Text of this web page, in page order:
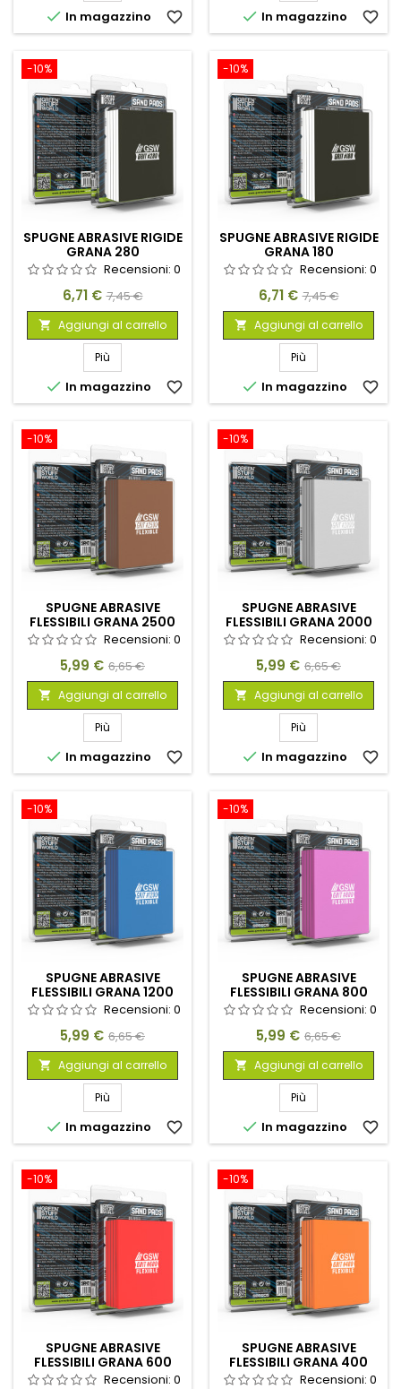
 In magazzino favorite_border  In magazzino favorite_border
-10%
SPUGNE ABRASIVE RIGIDE
GRANA 280
Recensioni: 0
Prezzo
6,71 € Prezzo
base
7,45 €
 Aggiungi al carrello
Più
 In magazzino favorite_border
-10%
SPUGNE ABRASIVE RIGIDE
GRANA 180
Recensioni: 0
Prezzo
6,71 € Prezzo
base
7,45 €
 Aggiungi al carrello
Più
 In magazzino favorite_border
-10%
SPUGNE ABRASIVE
FLESSIBILI GRANA 2500
Recensioni: 0
Prezzo
5,99 € Prezzo
base
6,65 €
 Aggiungi al carrello
Più
 In magazzino favorite_border
-10%
SPUGNE ABRASIVE
FLESSIBILI GRANA 2000
Recensioni: 0
Prezzo
5,99 € Prezzo
base
6,65 €
 Aggiungi al carrello
Più
 In magazzino favorite_border
-10%
SPUGNE ABRASIVE
FLESSIBILI GRANA 1200
Recensioni: 0
Prezzo
5,99 € Prezzo
base
6,65 €
 Aggiungi al carrello
Più
 In magazzino favorite_border
-10%
SPUGNE ABRASIVE
FLESSIBILI GRANA 800
Recensioni: 0
Prezzo
5,99 € Prezzo
base
6,65 €
 Aggiungi al carrello
Più
 In magazzino favorite_border
-10%
SPUGNE ABRASIVE
FLESSIBILI GRANA 600
Recensioni: 0
-10%
SPUGNE ABRASIVE
FLESSIBILI GRANA 400
Recensioni: 0